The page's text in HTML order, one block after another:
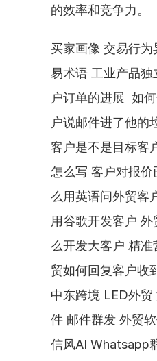
的效率和竞争力。
买家画像 交易行
易术语 工业产品
户订单的进展  如
户说邮件进了他的
客户是不是目标客
怎么写 客户对报
么用英语问外贸客
用谷歌开发客户
么开发大客户 精
贸如何回复客户收
中东跨境 LED外
件 邮件群发 外贸
信风AI Whatsapp